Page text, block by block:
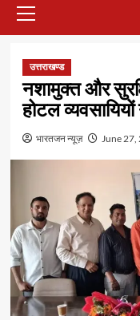
Menu
उत्तराखण्ड
नशामुक्त और
होटल
भारतजन न्यूज़ June 27,